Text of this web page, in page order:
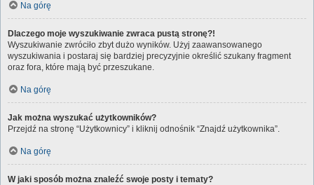
Na górę
Dlaczego moje wyszukiwanie zwraca pustą stronę?!
Wyszukiwanie zwróciło zbyt dużo wyników. Użyj zaawansowanego
wyszukiwania i postaraj się bardziej precyzyjnie określić szukany fragment
oraz fora, które mają być przeszukane.
Na górę
Jak można wyszukać użytkowników?
Przejdź na stronę “Użytkownicy” i kliknij odnośnik “Znajdź użytkownika”.
Na górę
W jaki sposób można znaleźć swoje posty i tematy?